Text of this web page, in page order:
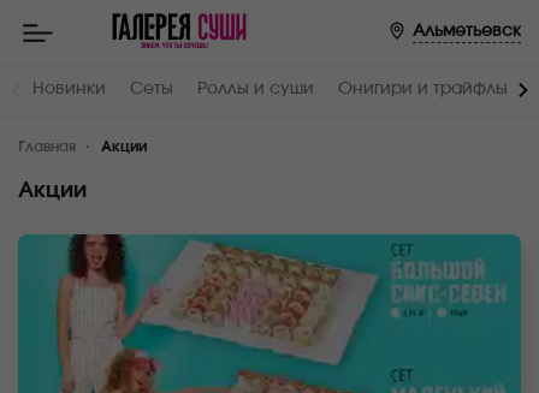
Альметьевск
Новинки Сеты Роллы и суши Онигири и трайфлы
Главная Акции
Акции